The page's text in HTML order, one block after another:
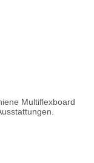
Multiflexboard